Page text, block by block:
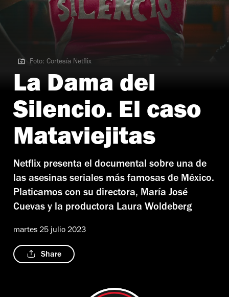
Foto: Cortesía Netflix
Foto: Cortesía Netflix
La Dama del
Silencio. El caso
Mataviejitas
Netflix presenta el documental sobre una de
las asesinas seriales más famosas de México.
Platicamos con su directora, María José
Cuevas y la productora Laura Woldeberg
martes 25 julio 2023
Share